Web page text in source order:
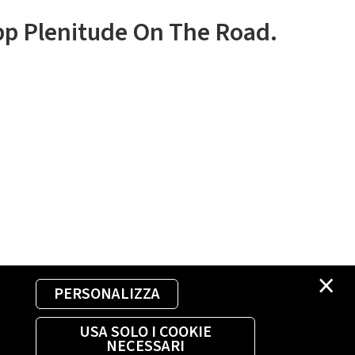
×
PERSONALIZZA
USA SOLO I COOKIE
NECESSARI
Plenitude On The Road.